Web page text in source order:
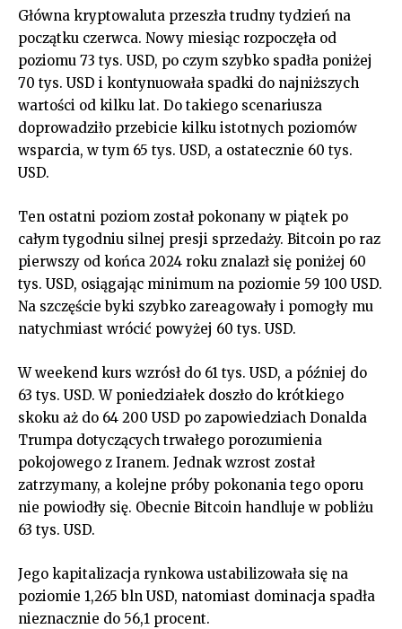
Główna kryptowaluta przeszła trudny tydzień na
początku czerwca. Nowy miesiąc rozpoczęła od
poziomu 73 tys. USD, po czym szybko spadła poniżej
70 tys. USD i kontynuowała spadki do najniższych
wartości od kilku lat. Do takiego scenariusza
doprowadziło przebicie kilku istotnych poziomów
wsparcia, w tym 65 tys. USD, a ostatecznie 60 tys.
USD.
Ten ostatni poziom został pokonany w piątek po
całym tygodniu silnej presji sprzedaży. Bitcoin po raz
pierwszy od końca 2024 roku znalazł się poniżej 60
tys. USD, osiągając minimum na poziomie 59 100 USD.
Na szczęście byki szybko zareagowały i pomogły mu
natychmiast wrócić powyżej 60 tys. USD.
W weekend kurs wzrósł do 61 tys. USD, a później do
63 tys. USD. W poniedziałek doszło do krótkiego
skoku aż do 64 200 USD po zapowiedziach Donalda
Trumpa dotyczących trwałego porozumienia
pokojowego z Iranem. Jednak wzrost został
zatrzymany, a kolejne próby pokonania tego oporu
nie powiodły się. Obecnie Bitcoin handluje w pobliżu
63 tys. USD.
Jego kapitalizacja rynkowa ustabilizowała się na
poziomie 1,265 bln USD, natomiast dominacja spadła
nieznacznie do 56,1 procent.